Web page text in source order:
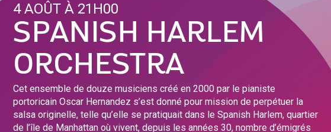
4 AOÛT À 21H00
SPANISH HARLEM
ORCHESTRA
Cet ensemble de douze musiciens créé en 2000 par le pianiste
portoricain Oscar Hernandez s’est donné pour mission de perpétuer la
salsa originelle, telle qu’elle se pratiquait dans le Spanish Harlem, quartier
de l’île de Manhattan où vivent, depuis les années 30, nombre d’émigrés